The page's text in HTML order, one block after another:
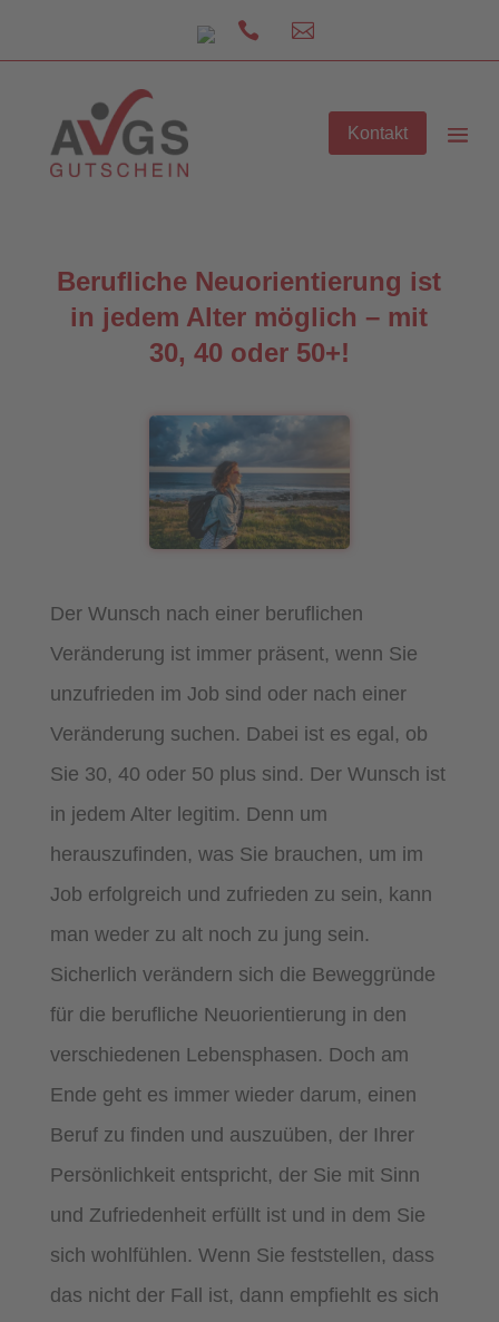
 
Kontakt
Berufliche Neuorientierung ist
in jedem Alter möglich – mit
30, 40 oder 50+!
Der Wunsch nach einer beruflichen
Veränderung ist immer präsent, wenn Sie
unzufrieden im Job sind oder nach einer
Veränderung suchen. Dabei ist es egal, ob
Sie 30, 40 oder 50 plus sind. Der Wunsch ist
in jedem Alter legitim. Denn um
herauszufinden, was Sie brauchen, um im
Job erfolgreich und zufrieden zu sein, kann
man weder zu alt noch zu jung sein.
Sicherlich verändern sich die Beweggründe
für die berufliche Neuorientierung in den
verschiedenen Lebensphasen. Doch am
Ende geht es immer wieder darum, einen
Beruf zu finden und auszuüben, der Ihrer
Persönlichkeit entspricht, der Sie mit Sinn
und Zufriedenheit erfüllt ist und in dem Sie
sich wohlfühlen. Wenn Sie feststellen, dass
das nicht der Fall ist, dann empfiehlt es sich